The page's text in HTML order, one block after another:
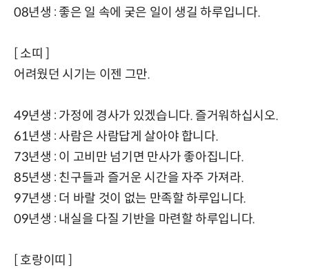
08년생 : 좋은 일 속에 궂은 일이 생길 하루입니다.
[ 소띠 ]
어려웠던 시기는 이젠 그만.
49년생 : 가정에 경사가 있겠습니다. 즐거워하십시오.
61년생 : 사람은 사람답게 살아야 합니다.
73년생 : 이 고비만 넘기면 만사가 좋아집니다.
85년생 : 친구들과 즐거운 시간을 자주 가져라.
97년생 : 더 바랄 것이 없는 만족할 하루입니다.
09년생 : 내실을 다질 기반을 마련할 하루입니다.
[ 호랑이띠 ]